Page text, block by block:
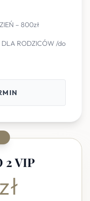
– 800zł
DLA RODZICÓW /do
2 VIP